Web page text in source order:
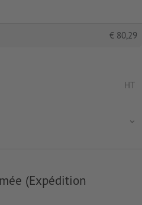
€ 80,29
HT
(Expédition